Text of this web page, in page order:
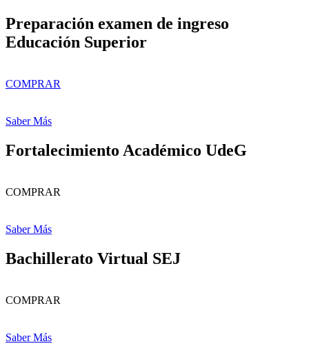
Preparación examen de ingreso
Educación Superior
COMPRAR
Saber Más
Fortalecimiento Académico UdeG
COMPRAR
Saber Más
Bachillerato Virtual SEJ
COMPRAR
Saber Más